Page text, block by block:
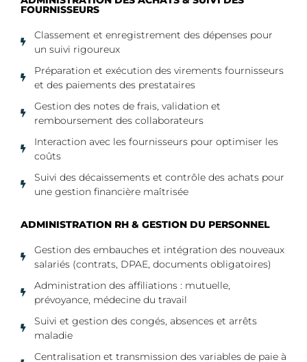
FOURNISSEURS
Classement et enregistrement des dépenses pour
un suivi rigoureux
Préparation et exécution des virements fournisseurs
et des paiements des prestataires
Gestion des notes de frais, validation et
remboursement des collaborateurs
Interaction avec les fournisseurs pour optimiser les
coûts
Suivi des décaissements et contrôle des achats pour
une gestion financière maîtrisée
ADMINISTRATION RH & GESTION DU PERSONNEL
Gestion des embauches et intégration des nouveaux
salariés (contrats, DPAE, documents obligatoires)
Administration des affiliations : mutuelle,
prévoyance, médecine du travail
Suivi et gestion des congés, absences et arrêts
maladie
Centralisation et transmission des variables de paie à